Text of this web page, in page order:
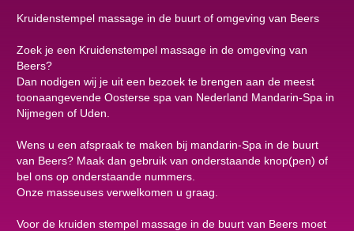
Kruidenstempel massage in de buurt of omgeving van Beers
Zoek je een Kruidenstempel massage in de omgeving van
Beers?
Dan nodigen wij je uit een bezoek te brengen aan de meest
toonaangevende Oosterse spa van Nederland Mandarin-Spa in
Nijmegen of Uden.
Wens u een afspraak te maken bij mandarin-Spa in de buurt
van Beers? Maak dan gebruik van onderstaande knop(pen) of
bel ons op onderstaande nummers.
Onze masseuses verwelkomen u graag.
Voor de kruiden stempel massage in de buurt van Beers moet